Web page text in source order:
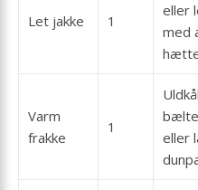
Let jakke 1
eller
med
Varm
frakke
1
eller